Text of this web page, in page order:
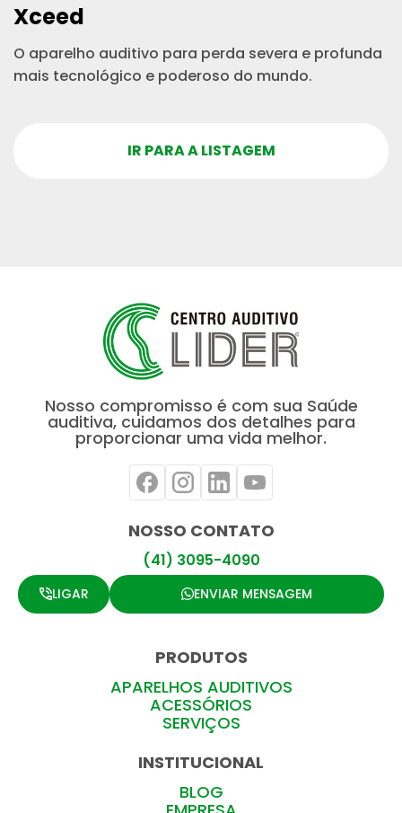
Xceed
O aparelho auditivo para perda severa e profunda
mais tecnológico e poderoso do mundo.
IR PARA A LISTAGEM
Nosso compromisso é com sua Saúde
auditiva, cuidamos dos detalhes para
proporcionar uma vida melhor.
PRODUTOS
APARELHOS AUDITIVOS
ACESSÓRIOS
SERVIÇOS
INSTITUCIONAL
BLOG
NOSSO CONTATO
(41) 3095-4090
LIGAR ENVIAR MENSAGEM